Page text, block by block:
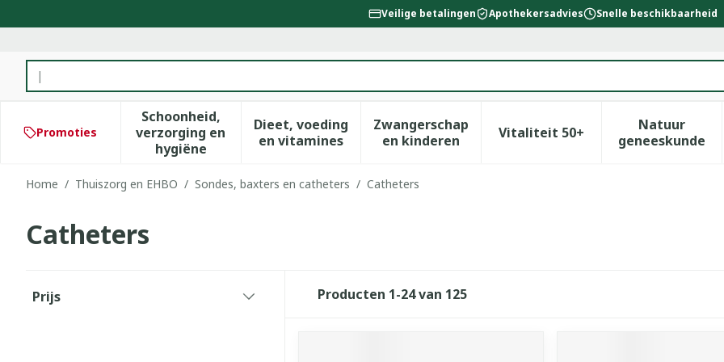
Veilige betalingen Apothekersadvies Snelle beschikbaarheid
Product, merk, categorie...
Promoties
Schoonheid,
verzorging en
hygiëne
Toon submenu voor Schoonheid, verzorging en hygiëne categorie
Dieet, voeding
en vitamines
Toon submenu voor Dieet, voeding en vitamines categorie
Zwangerschap
en kinderenToon submenu voor Zwangerschap en
Vitaliteit 50+Toon submenu voor
Natuur
geneeskunde
Toon
Home / Thuiszorg en EHBO / Sondes, baxters en catheters / Catheters
Catheters
Prijs
Producten 1-24van 125